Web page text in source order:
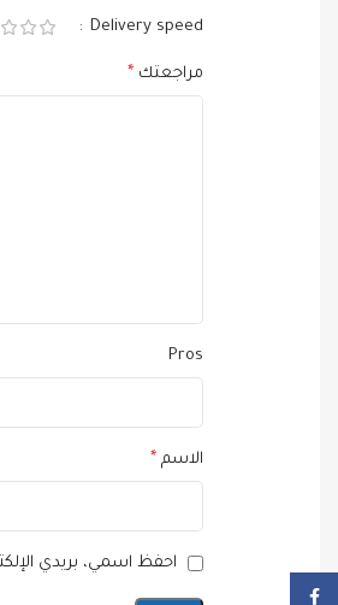
Delivery speed
مراجعتك *
Pros
الاسم *
احفظ اسمي، بريدي